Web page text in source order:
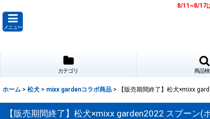
8/11~8/17
メニュー
カテゴリ 商品
ホーム > 松犬 > mixx gardenコラボ商品 > 【販売期間終了】松犬×mixx
【販売期間終了】松犬×mixx garden2022 スプーン(